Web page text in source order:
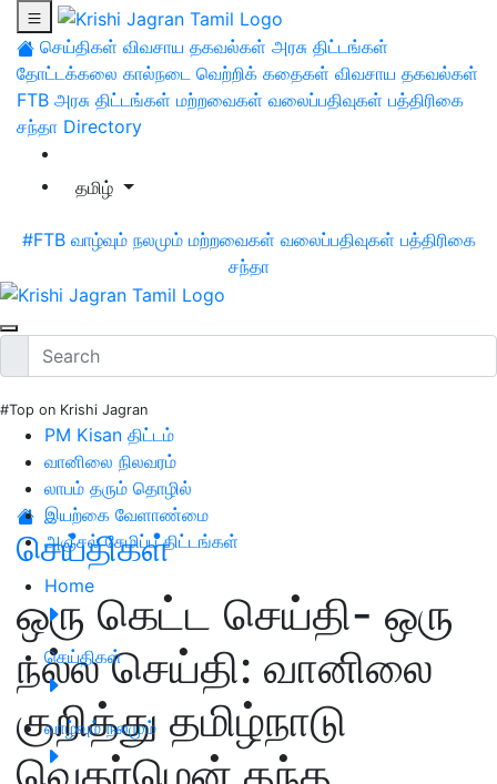
செய்திகள் விவசாய தகவல்கள் அரசு திட்டங்கள்
தோட்டக்கலை கால்நடை வெற்றிக் கதைகள் விவசாய தகவல்கள்
FTB அரசு திட்டங்கள் மற்றவைகள் வலைப்பதிவுகள் பத்திரிகை
சந்தா Directory
தமிழ்
#FTB வாழ்வும் நலமும் மற்றவைகள் வலைப்பதிவுகள் பத்திரிகை
சந்தா
#Top on Krishi Jagran
PM Kisan திட்டம்
வானிலை நிலவரம்
லாபம் தரும் தொழில்
இயற்கை வேளாண்மை
அஞ்சல் சேமிப்பு திட்டங்கள்
Home
செய்திகள்
வாழ்வும் நலமும்
செய்திகள்
ஒரு கெட்ட செய்தி- ஒரு
நல்ல செய்தி: வானிலை
குறித்து தமிழ்நாடு